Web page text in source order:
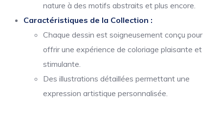
nature à des motifs abstraits et plus encore.
Caractéristiques de la Collection :
Chaque dessin est soigneusement conçu pour
offrir une expérience de coloriage plaisante et
stimulante.
Des illustrations détaillées permettant une
expression artistique personnalisée.